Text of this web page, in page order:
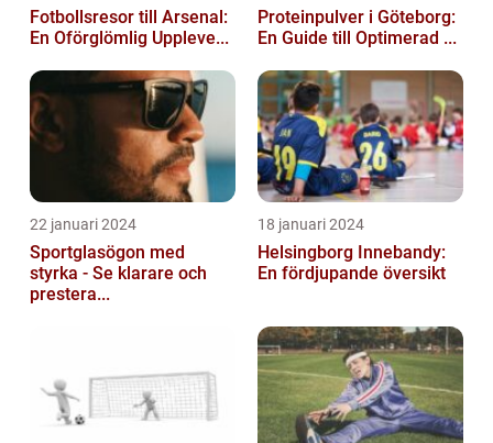
Fotbollsresor till Arsenal:
En Oförglömlig Uppleve...
Proteinpulver i Göteborg:
En Guide till Optimerad ...
22 januari 2024
Sportglasögon med
styrka - Se klarare och
prestera...
18 januari 2024
Helsingborg Innebandy:
En fördjupande översikt